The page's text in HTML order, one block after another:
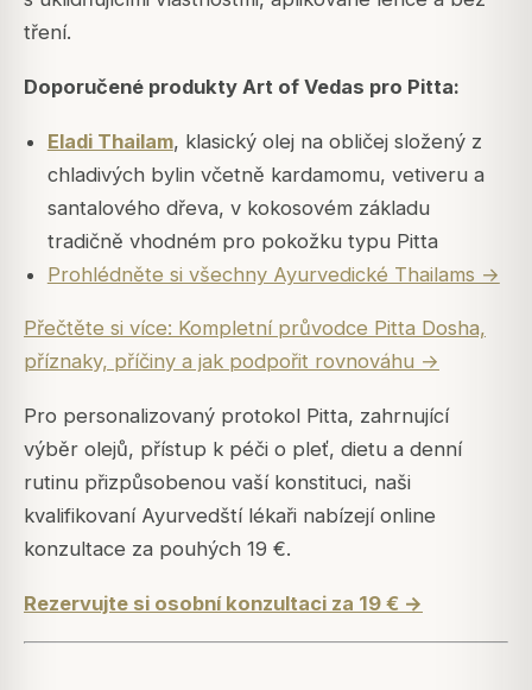
tření.
Doporučené produkty Art of Vedas pro Pitta:
Eladi Thailam, klasický olej na obličej složený z
chladivých bylin včetně kardamomu, vetiveru a
santalového dřeva, v kokosovém základu
tradičně vhodném pro pokožku typu Pitta
Prohlédněte si všechny Ayurvedické Thailams →
Přečtěte si více: Kompletní průvodce Pitta Dosha,
příznaky, příčiny a jak podpořit rovnováhu →
Pro personalizovaný protokol Pitta, zahrnující
výběr olejů, přístup k péči o pleť, dietu a denní
rutinu přizpůsobenou vaší konstituci, naši
kvalifikovaní Ayurvedští lékaři nabízejí online
konzultace za pouhých 19 €.
Rezervujte si osobní konzultaci za 19 € →